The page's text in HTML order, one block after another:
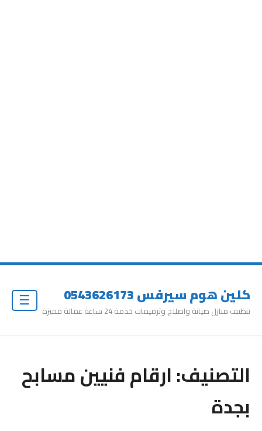
كلين هوم سيرفس 0543626173
تنظيف منازل صيانة واصلاح وترميمات خدمة 24 ساعة عمالة مميزة
التصنيف:ارقام فنيين مسابح
بجدة